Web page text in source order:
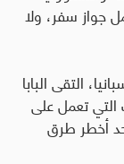
جواز سفر، ولا
التقى البابا
تعمل على
أخطر طرق